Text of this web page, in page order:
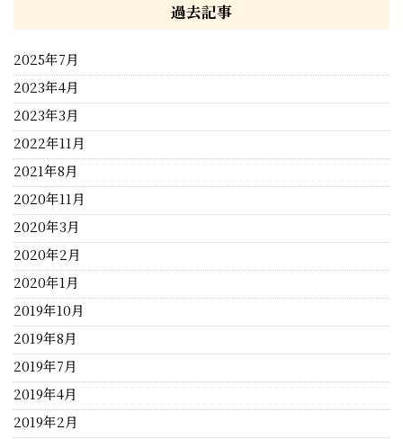
過去記事
2025年7月
2023年4月
2023年3月
2022年11月
2021年8月
2020年11月
2020年3月
2020年2月
2020年1月
2019年10月
2019年8月
2019年7月
2019年4月
2019年2月